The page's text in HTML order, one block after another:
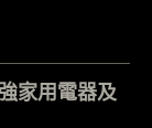
家用電器及